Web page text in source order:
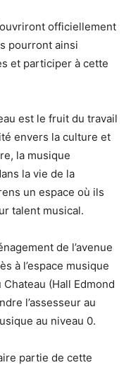
officiellement
pourront ainsi
et participer à cette
est le fruit du travail
envers la culture et
la musique
la vie de la
un espace où ils
talent musical.
de l’avenue
à l’espace musique
(Hall Edmond
l’assesseur au
au niveau 0.
partie de cette